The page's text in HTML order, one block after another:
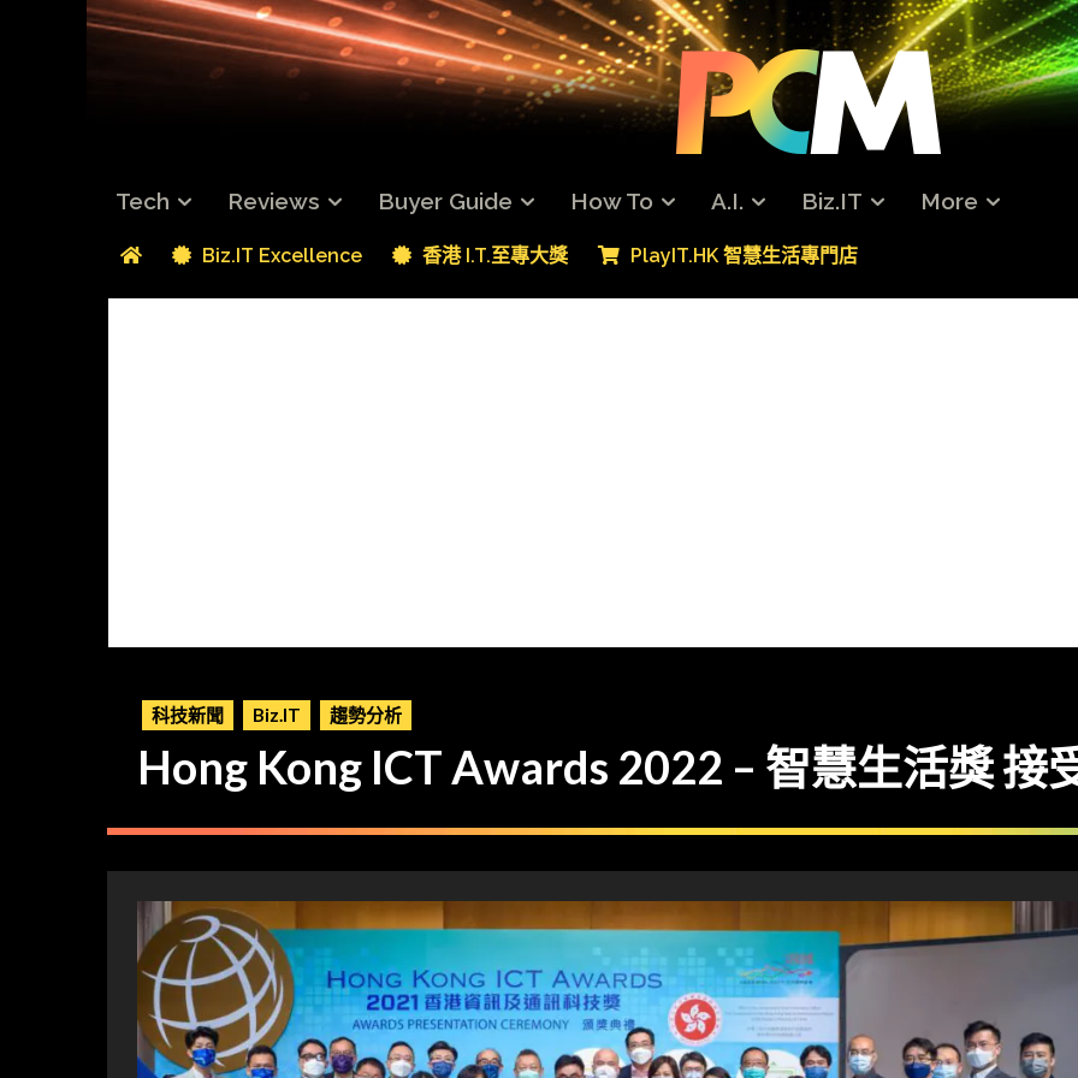
Tech Reviews Buyer Guide How To A.I. Biz.IT More
Biz.IT Excellence 香港 I.T.至專大獎 PlayIT.HK 智慧生活專門店
科技新聞 Biz.IT 趨勢分析
Hong Kong ICT Awards 2022 – 智慧生活獎 接